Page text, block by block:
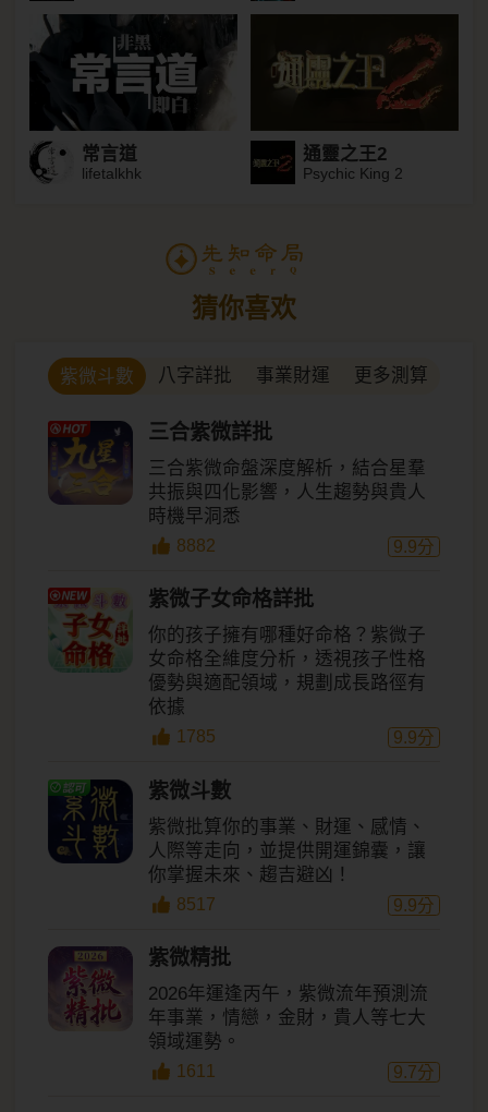
常言道
lifetalkhk
通靈之王2
Psychic King 2
猜你喜欢
紫微斗數 八字詳批 事業財運 更多測算
三合紫微詳批
三合紫微命盤深度解析，結合星羣
共振與四化影響，人生趨勢與貴人
時機早洞悉
8882 9.9分
紫微子女命格詳批
你的孩子擁有哪種好命格？紫微子
女命格全維度分析，透視孩子性格
優勢與適配領域，規劃成長路徑有
依據
1785 9.9分
紫微斗數
紫微批算你的事業、財運、感情、
人際等走向，並提供開運錦囊，讓
你掌握未來、趨吉避凶！
8517 9.9分
紫微精批
2026年運逢丙午，紫微流年預測流
年事業，情戀，金財，貴人等七大
領域運勢。
1611 9.7分